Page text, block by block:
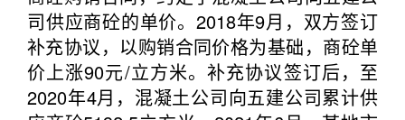
司供应商砼的单价。2018年9月，双方签订
补充协议，以购销合同价格为基础，商砼单
价上涨90元/立方米。补充协议签订后，至
2020年4月，混凝土公司向五建公司累计供